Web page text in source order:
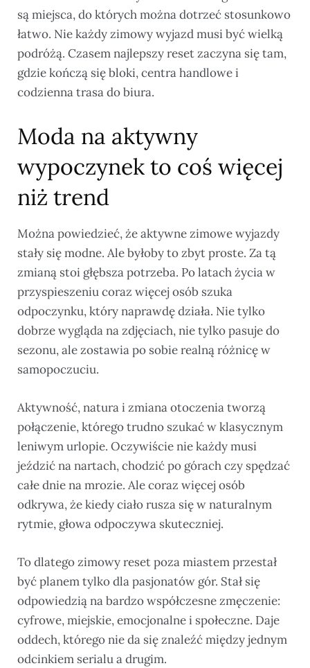
są miejsca, do których można dotrzeć stosunkowo
łatwo. Nie każdy zimowy wyjazd musi być wielką
podróżą. Czasem najlepszy reset zaczyna się tam,
gdzie kończą się bloki, centra handlowe i
codzienna trasa do biura.
Moda na aktywny
wypoczynek to coś więcej
niż trend
Można powiedzieć, że aktywne zimowe wyjazdy
stały się modne. Ale byłoby to zbyt proste. Za tą
zmianą stoi głębsza potrzeba. Po latach życia w
przyspieszeniu coraz więcej osób szuka
odpoczynku, który naprawdę działa. Nie tylko
dobrze wygląda na zdjęciach, nie tylko pasuje do
sezonu, ale zostawia po sobie realną różnicę w
samopoczuciu.
Aktywność, natura i zmiana otoczenia tworzą
połączenie, którego trudno szukać w klasycznym
leniwym urlopie. Oczywiście nie każdy musi
jeździć na nartach, chodzić po górach czy spędzać
całe dnie na mrozie. Ale coraz więcej osób
odkrywa, że kiedy ciało rusza się w naturalnym
rytmie, głowa odpoczywa skuteczniej.
To dlatego zimowy reset poza miastem przestał
być planem tylko dla pasjonatów gór. Stał się
odpowiedzią na bardzo współczesne zmęczenie:
cyfrowe, miejskie, emocjonalne i społeczne. Daje
oddech, którego nie da się znaleźć między jednym
odcinkiem serialu a drugim.